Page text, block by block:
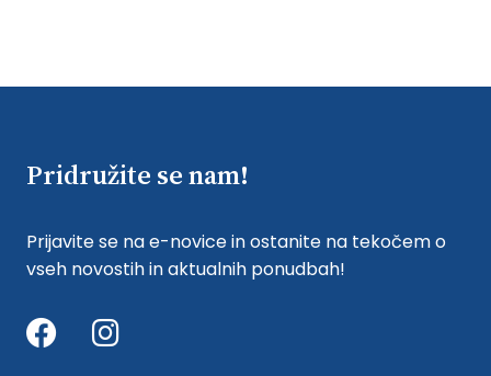
Pridružite se nam!
Prijavite se na e-novice in ostanite na tekočem o
vseh novostih in aktualnih ponudbah!